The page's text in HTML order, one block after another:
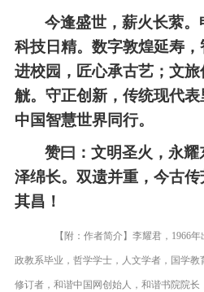
今逢盛世，薪火长萦
科技日精。数字敦煌延寿
进校园，匠心承古艺；文
觥。守正创新，传统现代表
中国智慧世界同行。
赞曰：文明圣火，永
泽绵长。双遗并重，今古
其昌！
【附：作者简介】李耀君，1966
政教系毕业，哲学学士，人文学者，国学教
修订者，和谐中国网创始人，和谐书院院